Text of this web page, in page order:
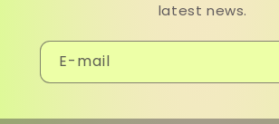
latest news.
E-mail